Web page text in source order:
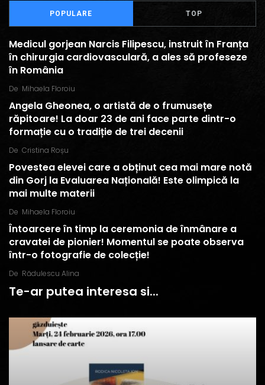
POPULARE TOP
Medicul gorjean Narcis Filipescu, instruit în Franța
în chirurgia cardiovasculară, a ales să profeseze
în România
De Mihaela Floroiu
Angela Gheonea, o artistă de o frumusețe
răpitoare! La doar 23 de ani face parte dintr-o
formație cu o tradiție de trei decenii
De Cristina Roșu
Povestea elevei care a obținut cea mai mare notă
din Gorj la Evaluarea Națională! Este olimpică la
mai multe materii
De Mihaela Floroiu
Întoarcere în timp la ceremonia de înmânare a
cravatei de pionier! Momentul se poate observa
într-o fotografie de colecție!
De Rădulescu Alina
Te-ar putea interesa si...